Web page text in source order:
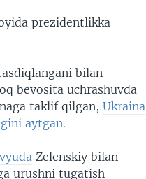
prezidentlikka
bilan
bevosita uchrashuvda
taklif qilgan, Ukraina
aytgan.
Zelenskiy bilan
urushni tugatish